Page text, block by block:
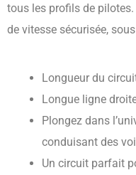
tous les profils de
de vitesse sécurisée,
Longueur du
Longue ligne
Plongez dans
conduisant des
Un circuit parfait